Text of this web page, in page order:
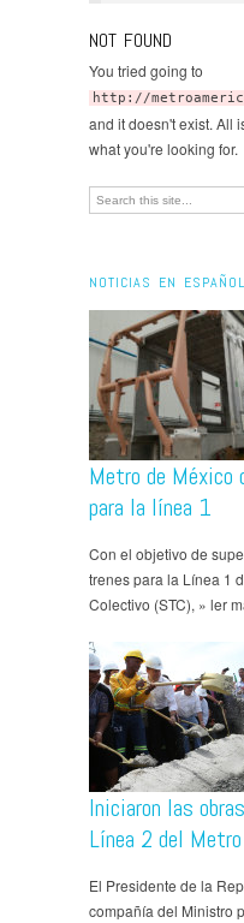
NOT FOUND
You tried going to
http://
and it doesn't exist. All
what you're looking for.
NOTICIAS EN ESPAÑOL
Metro de México
para la línea 1
Con el objetivo de
trenes para la Línea 1
Colectivo (STC), » ler
Iniciaron las
Línea 2 del
El Presidente de la
compañía del Ministro